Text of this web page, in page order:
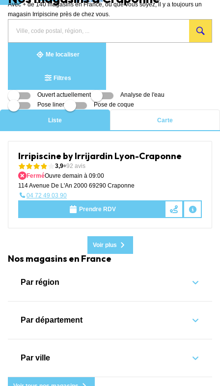
Aller au contenu
Avec + de 140 magasins en France, où que vous soyez, il y a toujours un
magasin Irripiscine près de chez vous.
Rechercher
Veuillez
renseigner
{{count}}
résultat(s)
Me localiser
Filtres
Ouvert actuellement
Analyse de l'eau
Pose liner
Pose de coque
Liste Carte
Irripiscine by Irrijardin Lyon-Craponne
3,9 92 avis
FerméOuvre demain à 09:00
114 Avenue De L'An 2000 69290 Craponne
04 72 49 03 90
Prendre RDV
Voir plus
Nos magasins en France
Par région
Par département
Par ville